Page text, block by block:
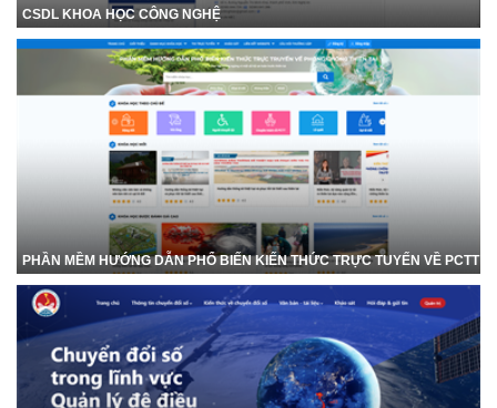
CSDL KHOA HỌC CÔNG NGHỆ
PHẦN MỀM HƯỚNG DẪN PHỔ BIẾN KIẾN THỨC TRỰC TUYẾN VỀ PCTT